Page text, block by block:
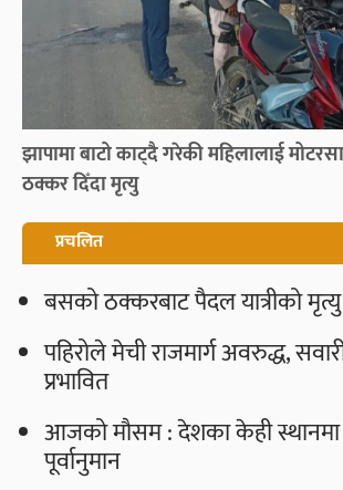
झापामा बाटो काट्दै गरेकी महिलालाई
ठक्कर दिँदा मृत्यु
प्रचलित
बसको ठक्करबाट पैदल यात्रीको मृत्यु
पहिरोले मेची राजमार्ग अवरुद्ध,
प्रभावित
आजको मौसम : देशका केही स्थानमा
पूर्वानुमान